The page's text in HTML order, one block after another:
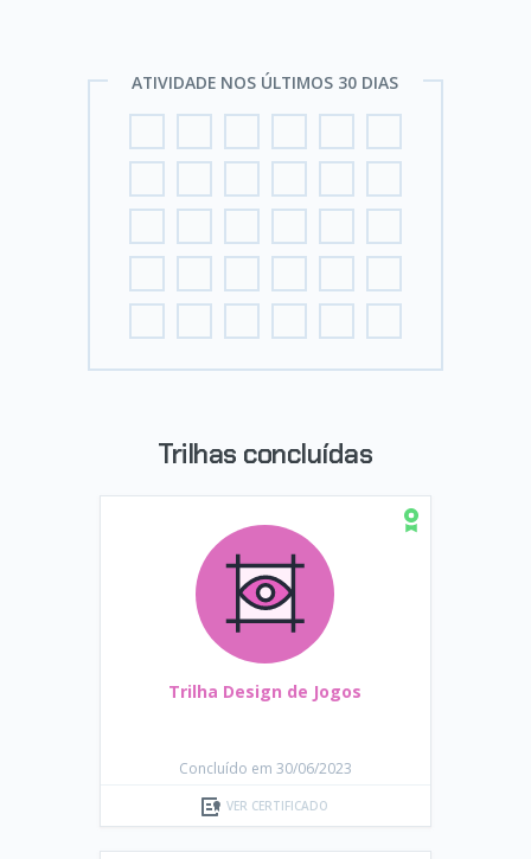
ATIVIDADE NOS ÚLTIMOS 30 DIAS
Trilhas concluídas
Trilha Design de Jogos
Concluído em 30/06/2023
VER CERTIFICADO